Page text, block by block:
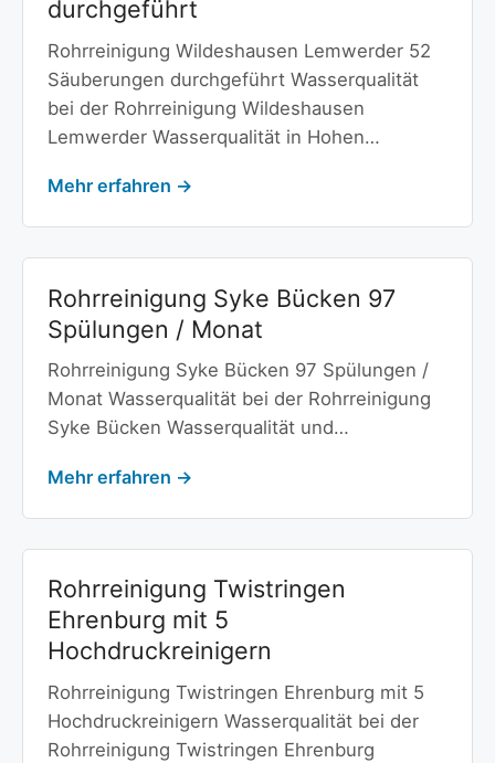
durchgeführt
Rohrreinigung Wildeshausen Lemwerder 52
Säuberungen durchgeführt Wasserqualität
bei der Rohrreinigung Wildeshausen
Lemwerder Wasserqualität in Hohen…
Mehr erfahren →
Rohrreinigung Syke Bücken 97
Spülungen / Monat
Rohrreinigung Syke Bücken 97 Spülungen /
Monat Wasserqualität bei der Rohrreinigung
Syke Bücken Wasserqualität und…
Mehr erfahren →
Rohrreinigung Twistringen
Ehrenburg mit 5
Hochdruckreinigern
Rohrreinigung Twistringen Ehrenburg mit 5
Hochdruckreinigern Wasserqualität bei der
Rohrreinigung Twistringen Ehrenburg